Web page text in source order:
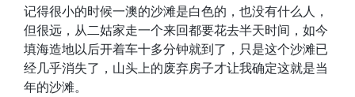
记得很小的时候一澳的沙滩是白色的，也没有什么人，
但很远，从二姑家走一个来回都要花去半天时间，如今
填海造地以后开着车十多分钟就到了，只是这个沙滩已
经几乎消失了，山头上的废弃房子才让我确定这就是当
年的沙滩。